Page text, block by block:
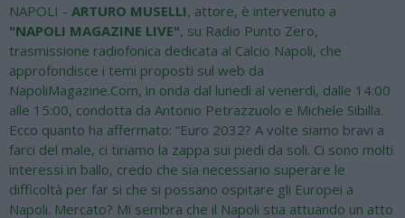
NAPOLI - ARTURO MUSELLI, attore, è intervenuto a
"NAPOLI MAGAZINE LIVE", su Radio Punto Zero,
trasmissione radiofonica dedicata al Calcio Napoli, che
approfondisce i temi proposti sul web da
NapoliMagazine.Com, in onda dal lunedì al venerdì, dalle 14:00
alle 15:00, condotta da Antonio Petrazzuolo e Michele Sibilla.
Ecco quanto ha affermato: “Euro 2032? A volte siamo bravi a
farci del male, ci tiriamo la zappa sui piedi da soli. Ci sono molti
interessi in ballo, credo che sia necessario superare le
difficoltà per far si che si possano ospitare gli Europei a
Napoli. Mercato? Mi sembra che il Napoli stia attuando un atto